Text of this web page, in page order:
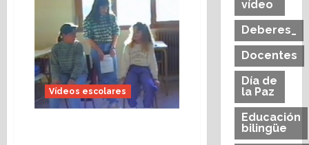
CaPaz?
Vídeos escolares
vídeo
Deberes_
Docentes
Día de
la Paz
Educación
bilingüe